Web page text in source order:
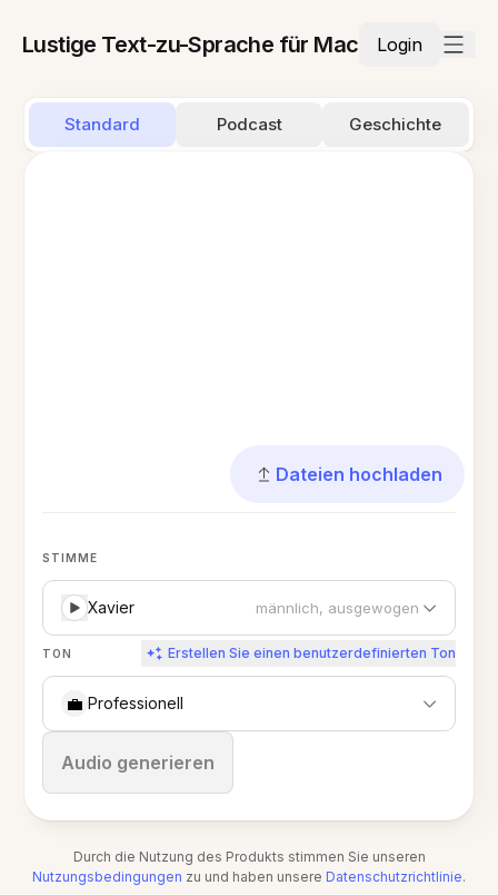
Lustige Text-zu-Sprache für Mac Login
Standard Podcast Geschichte
Dateien hochladen
STIMME
Xavier männlich, ausgewogen
TON Erstellen Sie einen benutzerdefinierten Ton
💼 Professionell
Audio generieren
Stoppen
Durch die Nutzung des Produkts stimmen Sie unseren
Nutzungsbedingungen zu und haben unsere Datenschutzrichtlinie.